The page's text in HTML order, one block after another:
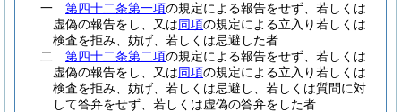
一
第四十二条第一項の規定による報告をせず、若しくは
虚偽の報告をし、又は同項の規定による立入り若しくは
検査を拒み、妨げ、若しくは忌避した者
二
第四十二条第二項の規定による報告をせず、若しくは
虚偽の報告をし、又は同項の規定による立入り若しくは
検査を拒み、妨げ、若しくは忌避し、若しくは質問に対
して答弁をせず、若しくは虚偽の答弁をした者